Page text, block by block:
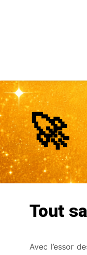
🚀
Tout
Avec l’essor